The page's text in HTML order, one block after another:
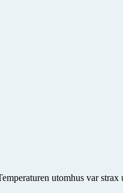
utomhus var